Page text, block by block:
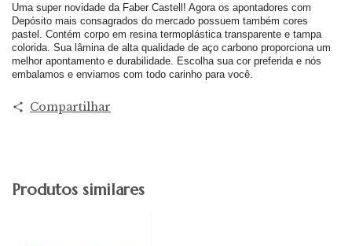
Uma super novidade da Faber Castell! Agora os apontadores com
Depósito mais consagrados do mercado possuem também cores
pastel. Contém corpo em resina termoplástica transparente e tampa
colorida. Sua lâmina de alta qualidade de aço carbono proporciona um
melhor apontamento e durabilidade. Escolha sua cor preferida e nós
embalamos e enviamos com todo carinho para você.
Compartilhar
Produtos similares